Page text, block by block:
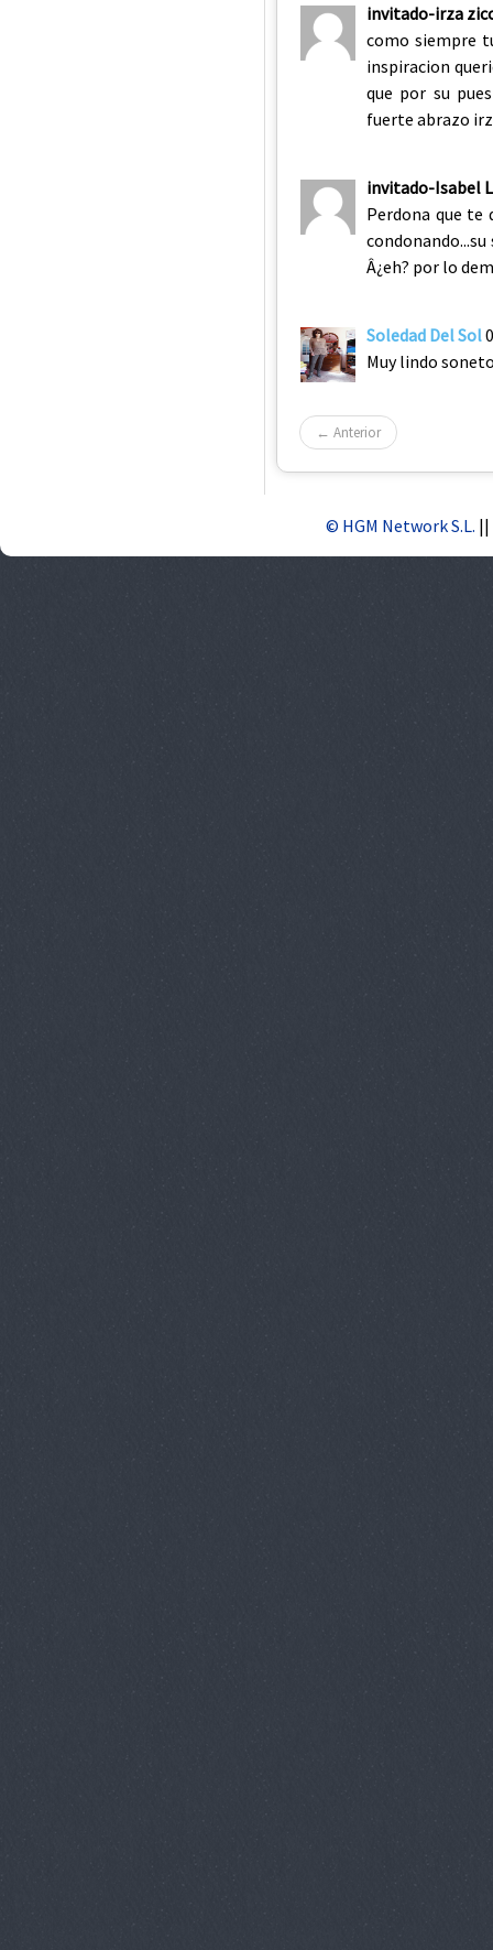
invitado-irza
como siempre
inspiracion
que por su
fuerte abrazo
invitado-Isabel
Perdona que te
condonando...su
Â¿eh? por lo
Soledad Del Sol
Muy lindo
← Anterior
© HGM Network S.L. ||